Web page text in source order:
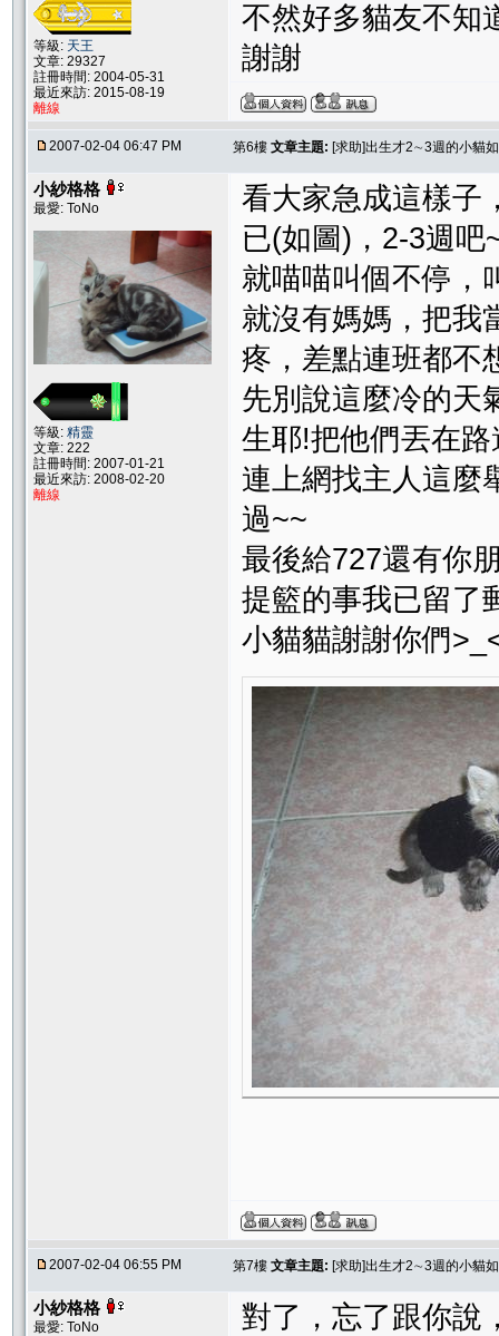
等級: 天王
文章: 29327
註冊時間: 2004-05-31
最近來訪: 2015-08-19
離線
不然好多貓友不知
謝謝
2007-02-04 06:47 PM 第6樓 文章主題: [求助]出生才2∼3週的小貓
小紗格格
最愛: ToNo
等級: 精靈
文章: 222
註冊時間: 2007-01-21
最近來訪: 2008-02-20
離線
看大家急成這樣子
已(如圖)，2-3週吧
就喵喵叫個不停，
就沒有媽媽，把我
疼，差點連班都不
先別說這麼冷的天
生耶!把他們丟在
連上網找主人這麼
過~~
最後給727還有你
提籃的事我已留了
小貓貓謝謝你們
2007-02-04 06:55 PM 第7樓 文章主題: [求助]出生才2∼3週的小貓
小紗格格
最愛: ToNo
對了，忘了跟你說